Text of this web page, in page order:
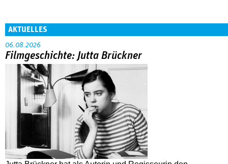
AKTUELLES
06.08.2026
Filmgeschichte: Jutta Brückner